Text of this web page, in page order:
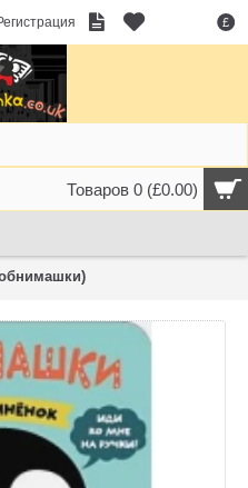
£
Товаров 0 (£0.00)